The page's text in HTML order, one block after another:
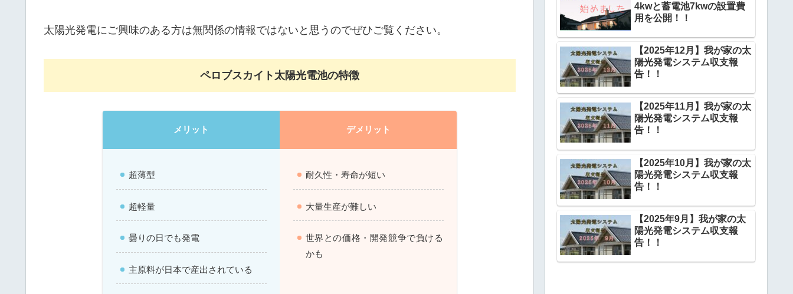
太陽光発電にご興味のある方は無関係の情報ではないと思うのでぜひご覧ください。
ペロブスカイト太陽光電池の特徴
メリット
超薄型
超軽量
曇りの日でも発電
主原料が日本で産出されている
デメリット
耐久性・寿命が短い
大量生産が難しい
世界との価格・開発競争で負ける
かも
4kwと蓄電池7kwの設置費
用を公開！！
【2025年12月】我が家の太
陽光発電システム収支報
告！！
【2025年11月】我が家の太
陽光発電システム収支報
告！！
【2025年10月】我が家の太
陽光発電システム収支報
告！！
【2025年9月】我が家の太
陽光発電システム収支報
告！！